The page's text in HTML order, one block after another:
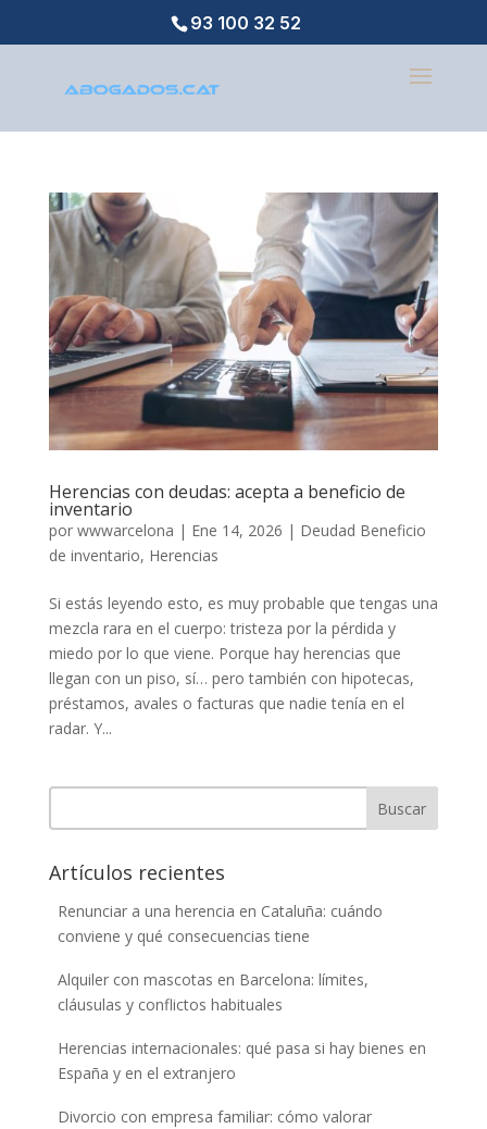
93 100 32 52
Herencias con deudas: acepta a beneficio de
inventario
por wwwarcelona | Ene 14, 2026 | Deudad Beneficio
de inventario, Herencias
Si estás leyendo esto, es muy probable que tengas una
mezcla rara en el cuerpo: tristeza por la pérdida y
miedo por lo que viene. Porque hay herencias que
llegan con un piso, sí… pero también con hipotecas,
préstamos, avales o facturas que nadie tenía en el
radar. Y...
Buscar
Artículos recientes
Renunciar a una herencia en Cataluña: cuándo
conviene y qué consecuencias tiene
Alquiler con mascotas en Barcelona: límites,
cláusulas y conflictos habituales
Herencias internacionales: qué pasa si hay bienes en
España y en el extranjero
Divorcio con empresa familiar: cómo valorar